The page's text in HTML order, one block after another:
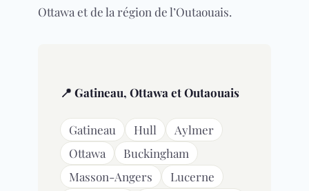
Ottawa et de la région de l’Outaouais.
📍 Gatineau, Ottawa et Outaouais
Gatineau Hull
Aylmer
Ottawa
Buckingham
Masson-Angers
Lucerne